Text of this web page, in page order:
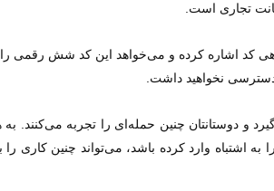
تجاری است.
کد اشاره کرده و می‌خواهد این کد شش رقمی را
نخواهید داشت.
و دوستانتان چنین حمله‌ای را تجربه می‌کنند.
اشتباه وارد کرده باشد، می‌تواند چنین کاری